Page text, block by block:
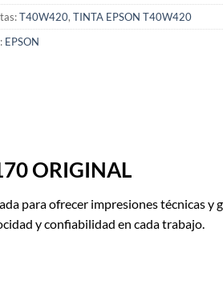
T40W420,TINTA EPSON T40W420
EPSON
ORIGINAL
para ofrecer impresiones técnicas y
y confiabilidad en cada trabajo.